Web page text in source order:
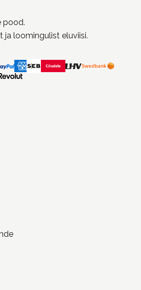
pood.
ja loomingulist eluviisi.